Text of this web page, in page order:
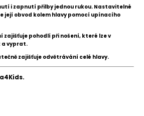
i zapnutí přilby jednou rukou. Nastavitelné
její obvod kolem hlavy pomocí upínacího
pohodlí při nošení, které lze v
a vyprat.
zajišťuje odvětrávání celé hlavy.
.